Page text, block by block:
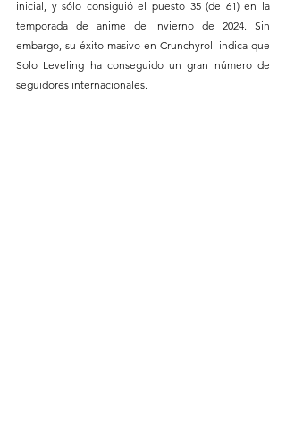
inicial, y sólo consiguió el puesto 35 (de 61) en la
temporada de anime de invierno de 2024. Sin
embargo, su éxito masivo en Crunchyroll indica que
Solo Leveling ha conseguido un gran número de
seguidores internacionales.